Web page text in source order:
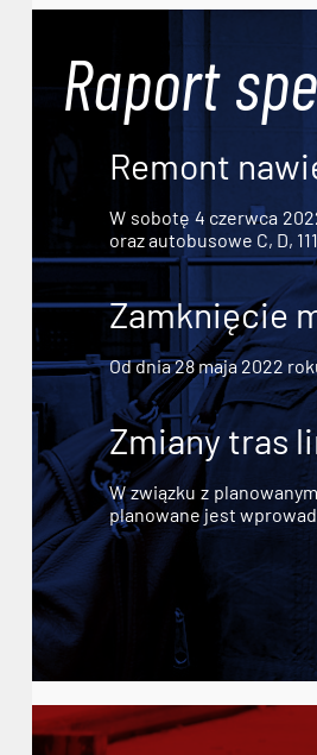
Raport
Remont
W sobotę 4 czerwca
oraz autobusowe C, D,
Zamknięcie
Od dnia 28 maja 2022
Zmiany tras
W związku z
planowane jest